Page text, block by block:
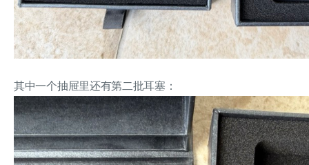
其中一个抽屉里还有第二批耳塞：